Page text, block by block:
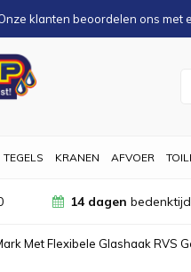
klanten beoordelen ons met
TEGELS KRANEN AFVOER
14 dagen bedenktijd
Met Flexibele Glashaak RVS